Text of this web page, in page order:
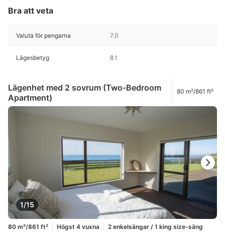
Bra att veta
Valuta för pengarna 7.0
Lägesbetyg 8.1
Lägenhet med 2 sovrum (Two-Bedroom
Apartment)
80 m²/861 ft²
1/15
80 m²/861 ft² Högst 4 vuxna
2 enkelsängar / 1 king size-säng